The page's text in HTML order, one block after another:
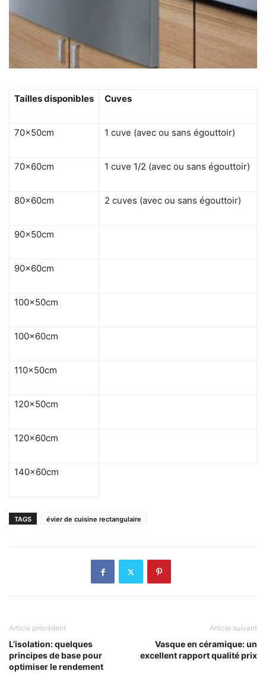
Tailles disponibles Cuves
70x50cm 1 cuve (avec ou sans égouttoir)
70x60cm 1 cuve 1/2 (avec ou sans égouttoir)
80x60cm 2 cuves (avec ou sans égouttoir)
90x50cm
90x60cm
100x50cm
100x60cm
110x50cm
120x50cm
120x60cm
140x60cm
TAGS évier de cuisine rectangulaire
Article précédent
L’isolation: quelques
principes de base pour
optimiser le rendement
Article suivant
Vasque en céramique: un
excellent rapport qualité prix